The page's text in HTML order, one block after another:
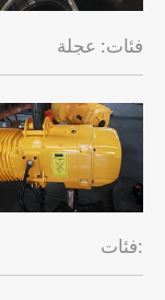
فئات: عجلة
فئات: